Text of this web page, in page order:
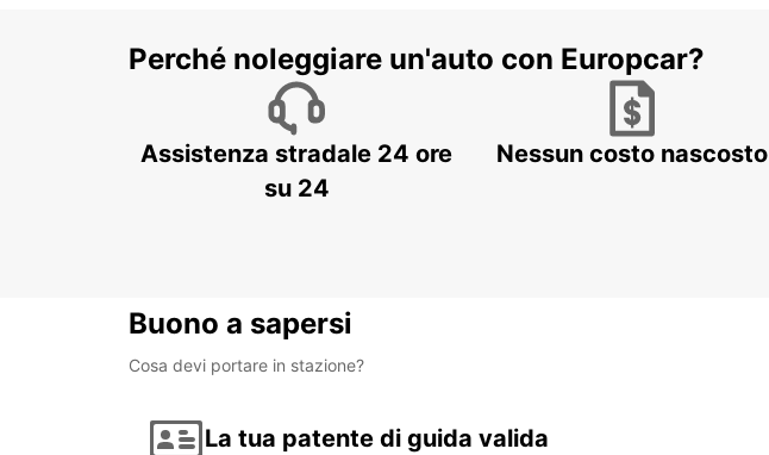
Perché noleggiare un'auto con Europcar?
Assistenza stradale 24 ore
su 24
Nessun costo nascosto
Buono a sapersi
Cosa devi portare in stazione?
La tua patente di guida valida